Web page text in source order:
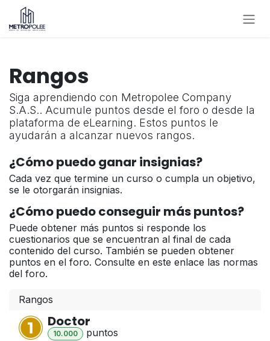
Ir al contenido
Rangos
Siga aprendiendo con Metropolee Company
S.A.S.. Acumule puntos desde el foro o desde la
plataforma de eLearning. Estos puntos le
ayudarán a alcanzar nuevos rangos.
¿Cómo puedo ganar insignias?
Cada vez que termine un curso o cumpla un objetivo,
se le otorgarán insignias.
¿Cómo puedo conseguir más puntos?
Puede obtener más puntos si responde los
cuestionarios que se encuentran al final de cada
contenido del curso. También se pueden obtener
puntos en el foro. Consulte en este enlace las normas
del foro.
Rangos
Doctor
10.000 puntos